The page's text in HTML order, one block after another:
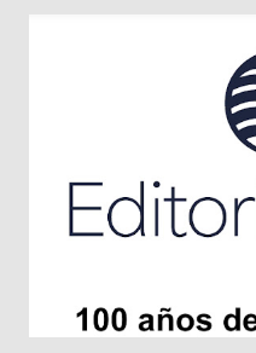
además como clave la
Jesús real que caminó por
fe, que sería un constructo
presente, lo primero que
es a cuál de los dos tipos